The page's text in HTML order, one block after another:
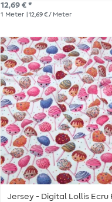
12,69 € *
1 Meter | 12,69 € / Meter
Jersey - Digital Lollis Ecru